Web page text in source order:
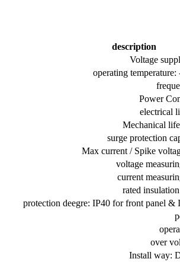
description
Voltage
operating
Power
electrical
Mechanical
surge protection
Max current / Spike
voltage
current
rated
protection deegre: IP40 for front panel &
over
Install way: